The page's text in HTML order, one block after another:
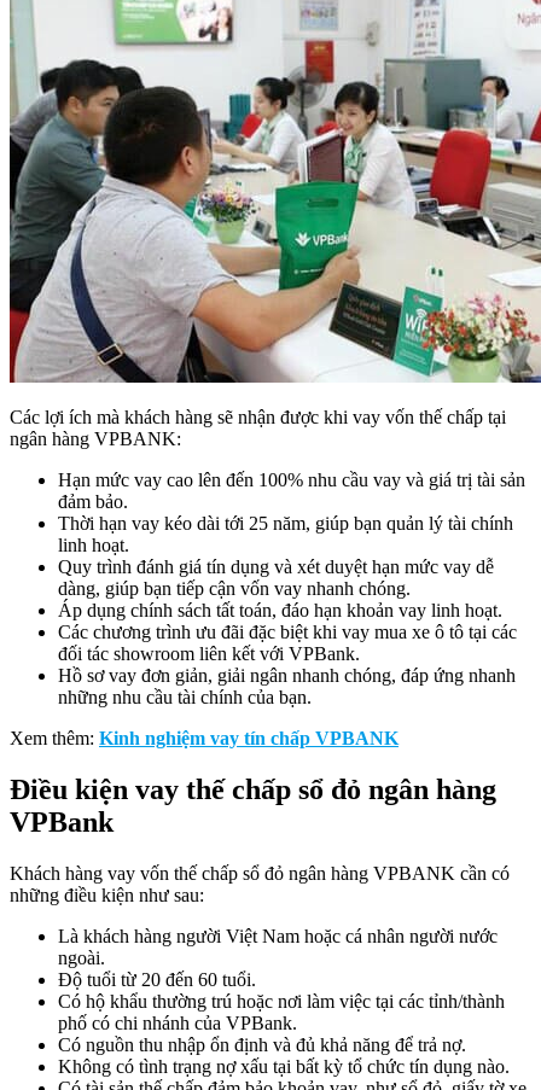
Các lợi ích mà khách hàng sẽ nhận được khi vay vốn thế chấp tại
ngân hàng VPBANK:
Hạn mức vay cao lên đến 100% nhu cầu vay và giá trị tài sản
đảm bảo.
Thời hạn vay kéo dài tới 25 năm, giúp bạn quản lý tài chính
linh hoạt.
Quy trình đánh giá tín dụng và xét duyệt hạn mức vay dễ
dàng, giúp bạn tiếp cận vốn vay nhanh chóng.
Áp dụng chính sách tất toán, đáo hạn khoản vay linh hoạt.
Các chương trình ưu đãi đặc biệt khi vay mua xe ô tô tại các
đối tác showroom liên kết với VPBank.
Hồ sơ vay đơn giản, giải ngân nhanh chóng, đáp ứng nhanh
những nhu cầu tài chính của bạn.
Xem thêm: Kinh nghiệm vay tín chấp VPBANK
Điều kiện vay thế chấp sổ đỏ ngân hàng
VPBank
Khách hàng vay vốn thế chấp sổ đỏ ngân hàng VPBANK cần có
những điều kiện như sau:
Là khách hàng người Việt Nam hoặc cá nhân người nước
ngoài.
Độ tuổi từ 20 đến 60 tuổi.
Có hộ khẩu thường trú hoặc nơi làm việc tại các tỉnh/thành
phố có chi nhánh của VPBank.
Có nguồn thu nhập ổn định và đủ khả năng để trả nợ.
Không có tình trạng nợ xấu tại bất kỳ tổ chức tín dụng nào.